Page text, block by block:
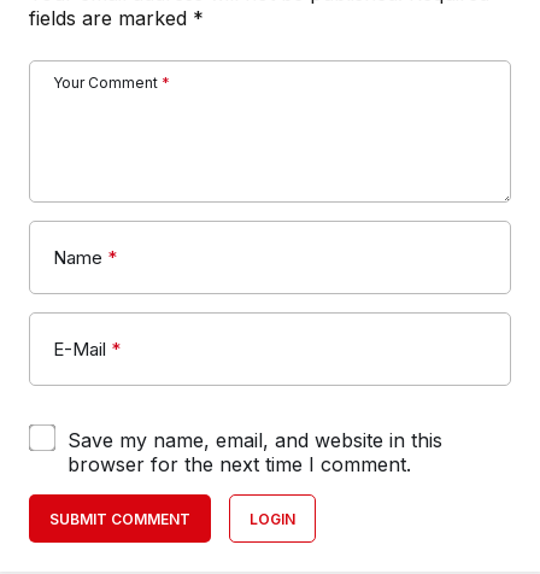
fields are marked *
Your Comment *
Name *
E-Mail *
Save my name, email, and website in this
browser for the next time I comment.
SUBMIT COMMENT LOGIN